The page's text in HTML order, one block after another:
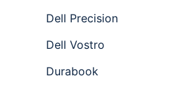
Dell Precision
Dell Vostro
Durabook